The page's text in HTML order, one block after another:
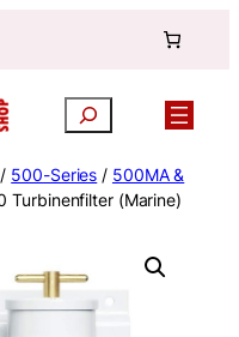
Suchen
500-Series / 500MA &
Turbinenfilter (Marine)